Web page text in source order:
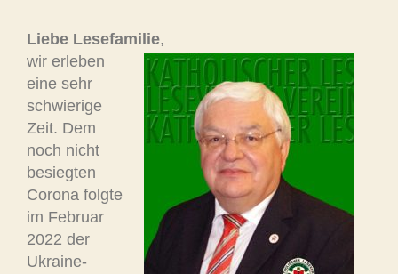
Liebe Lesefamilie,
wir erleben
eine sehr
schwierige
Zeit. Dem
noch nicht
besiegten
Corona folgte
im Februar
2022 der
Ukraine-